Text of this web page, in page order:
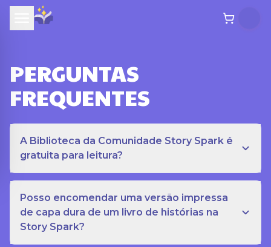
PERGUNTAS
FREQUENTES
A Biblioteca da Comunidade Story Spark é
gratuita para leitura?
Posso encomendar uma versão impressa
de capa dura de um livro de histórias na
Story Spark?